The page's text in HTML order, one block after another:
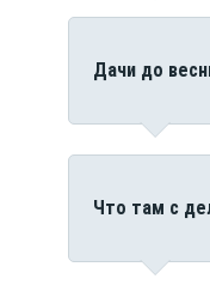
Дачи до
Что там с